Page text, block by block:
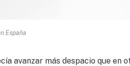
España
avanzar más despacio que en